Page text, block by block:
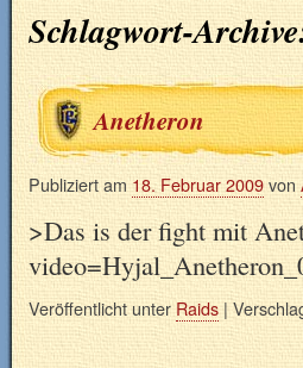
Schlagwort-
Anetheron
Publiziert am 18. Februar 2009von
>Das is der fight mit
Veröffentlicht unter Raids |